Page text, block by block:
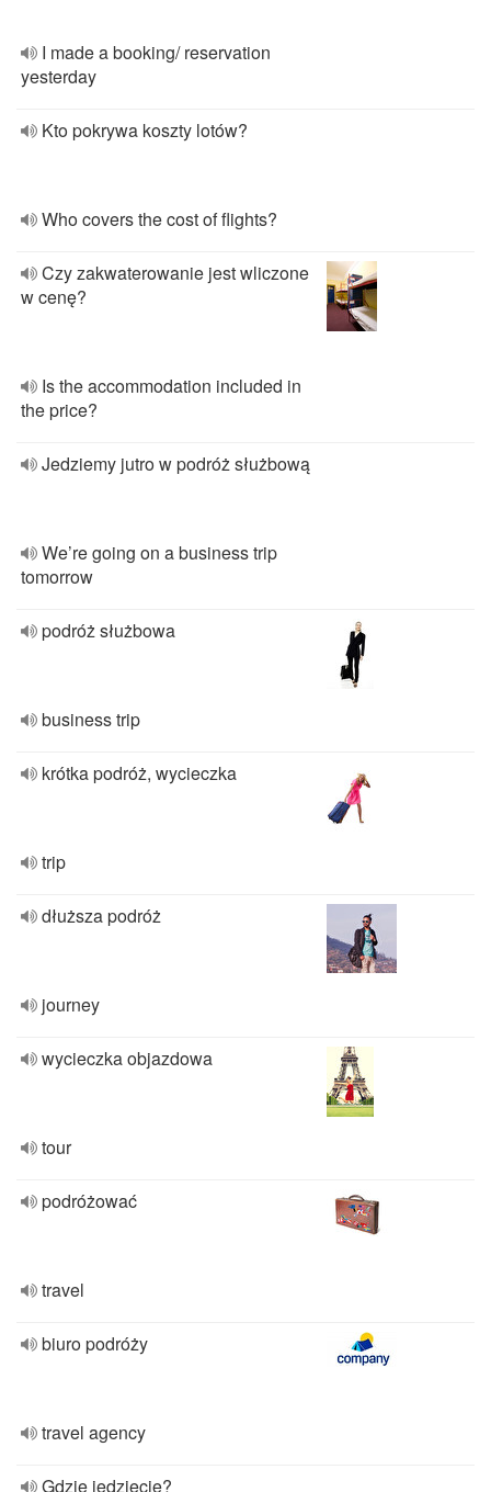
I made a booking/ reservation
yesterday
Kto pokrywa koszty lotów?
Who covers the cost of flights?
Czy zakwaterowanie jest wliczone
w cenę?
Is the accommodation included in
the price?
Jedziemy jutro w podróż służbową
We’re going on a business trip
tomorrow
podróż służbowa
business trip
krótka podróż, wycieczka
trip
dłuższa podróż
journey
wycieczka objazdowa
tour
podróżować
travel
biuro podróży
travel agency
Gdzie jedziecie?